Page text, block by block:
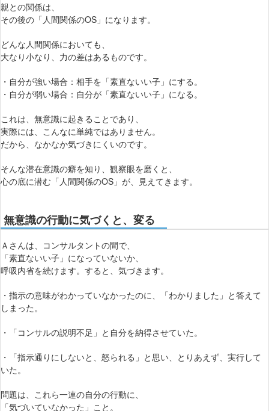
親との関係は、
その後の「人間関係のOS」になります。
どんな人間関係においても、
大なり小なり、力の差はあるものです。
・自分が強い場合：相手を「素直ないい子」にする。
・自分が弱い場合：自分が「素直ないい子」になる。
これは、無意識に起きることであり、
実際には、こんなに単純ではありません。
だから、なかなか気づきにくいのです。
そんな潜在意識の癖を知り、観察眼を磨くと、
心の底に潜む「人間関係のOS」が、見えてきます。
無意識の行動に気づくと、変る
Ａさんは、コンサルタントの間で、
「素直ないい子」になっていないか、
呼吸内省を続けます。すると、気づきます。
・指示の意味がわかっていなかったのに、「わかりました」と答えて
しまった。
・「コンサルの説明不足」と自分を納得させていた。
・「指示通りにしないと、怒られる」と思い、とりあえず、実行して
いた。
問題は、これら一連の自分の行動に、
「気づいていなかった」こと。